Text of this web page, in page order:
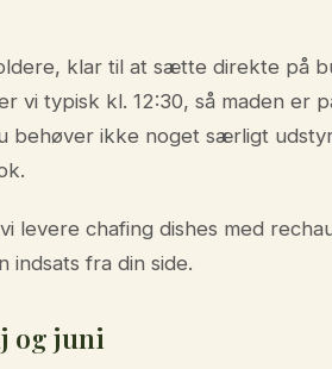
klar til at sætte direkte på
vi typisk kl. 12:30, så maden er
behøver ikke noget særligt
levere chafing dishes med
indsats fra din side.
og juni